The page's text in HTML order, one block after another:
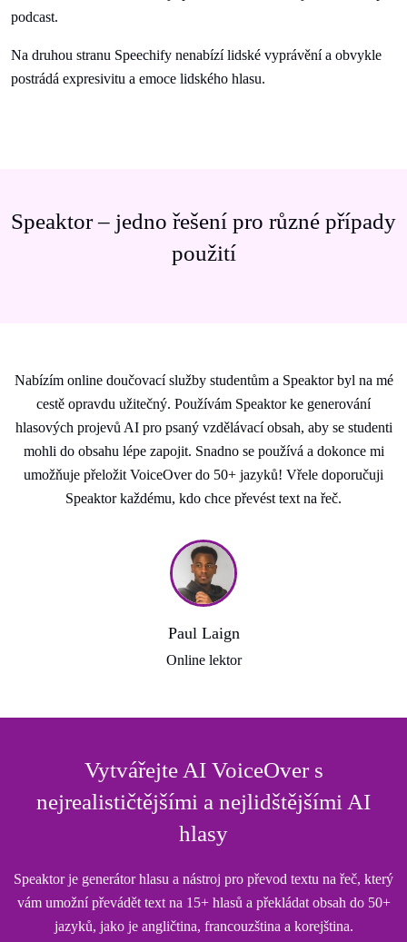
podcast.
Na druhou stranu Speechify nenabízí lidské vyprávění a obvykle
postrádá expresivitu a emoce lidského hlasu.
Speaktor – jedno řešení pro různé případy
použití
Nabízím online doučovací služby studentům a Speaktor byl na mé
cestě opravdu užitečný. Používám Speaktor ke generování
hlasových projevů AI pro psaný vzdělávací obsah, aby se studenti
mohli do obsahu lépe zapojit. Snadno se používá a dokonce mi
umožňuje přeložit VoiceOver do 50+ jazyků! Vřele doporučuji
Speaktor každému, kdo chce převést text na řeč.
Paul Laign
Online lektor
Vytvářejte AI VoiceOver s
nejrealističtějšími a nejlidštějšími AI
hlasy
Speaktor je generátor hlasu a nástroj pro převod textu na řeč, který
vám umožní převádět text na 15+ hlasů a překládat obsah do 50+
jazyků, jako je angličtina, francouzština a korejština.